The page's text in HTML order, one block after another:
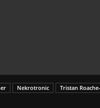
Nekrotronic Tristan